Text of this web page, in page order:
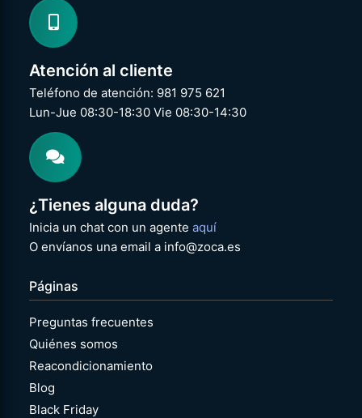
Atención al cliente
Teléfono de atención: 981 975 621
Lun-Jue 08:30-18:30 Vie 08:30-14:30
¿Tienes alguna duda?
Inicia un chat con un agenteaquí
O envíanos una email a info@zoca.es
Páginas
Preguntas frecuentes
Quiénes somos
Reacondicionamiento
Blog
Black Friday